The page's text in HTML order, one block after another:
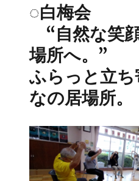
◌白梅会
“自然な笑
場所へ。”
ふらっと立
なの居場所。